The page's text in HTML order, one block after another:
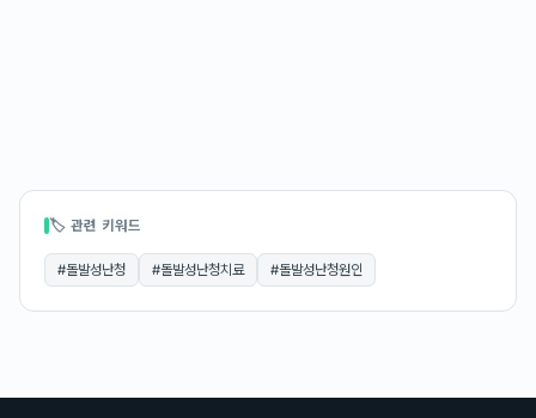
🏷 관련 키워드
#돌발성난청 #돌발성난청치료 #돌발성난청원인